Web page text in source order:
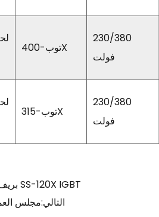
توب-400X
230/380
فولت
توب-315X
230/380
فولت
بريف: لحام العاكس SS-120X IGBT
التالي:مجلس